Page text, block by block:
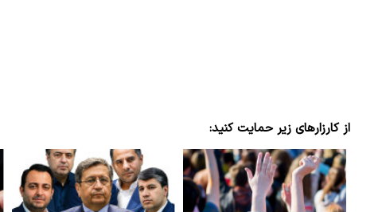
از کارزارهای زیر حمایت کنید: